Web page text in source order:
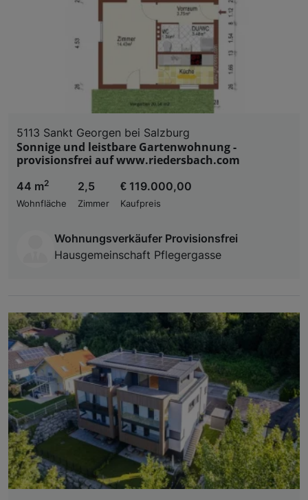
5113 Sankt Georgen bei Salzburg
Sonnige und leistbare Gartenwohnung -
provisionsfrei auf www.riedersbach.com
44 m2
Wohnfläche
2,5
Zimmer
€ 119.000,00
Kaufpreis
Wohnungsverkäufer Provisionsfrei
Hausgemeinschaft Pflegergasse